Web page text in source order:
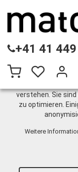
+41 41
CHEMIE-/
PUMPEN ›
DIESE
Wir nutzen auf
Einige sind
andere
verstehen. Sie
zu optimieren.
Weitere